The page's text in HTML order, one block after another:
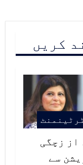
کریں
از زچگی
سے